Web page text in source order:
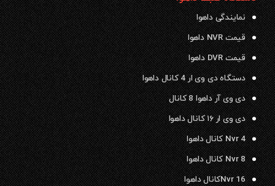
نمایندگی داهوا
قیمت NVR داهوا
قیمت DVR داهوا
دستگاه دی وی ار 4 کانال داهوا
دی وی آر داهوا 8 کانال
دی وی ار ۱۶ کانال داهوا
Nvr 4 کانال داهوا
Nvr 8 کانال داهوا
Nvr 16کانال داهوا